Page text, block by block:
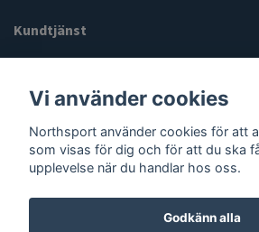
Kundtjänst
Sociala medier
Vi använder cookies
Northsport använder cookies för att
som visas för dig och för att du ska
upplevelse när du handlar hos oss.
Godkänn alla